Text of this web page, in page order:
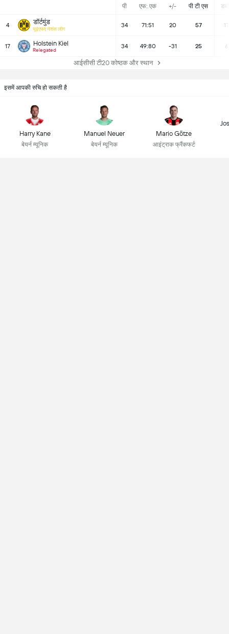
पी एफ: एक +/- पी टी एस
4 डॉर्टमुंड
यूईएफए नेशंस लीग
34 71:51 20 57 17
17 Holstein Kiel
Relegated
34 49:80 -31 25 6
आईसीसी टी20 कोष्ठक और स्थान
इसमें आपकी रुचि हो सकती है
Harry Kane
बेयर्न म्यूनिक
Manuel Neuer
बेयर्न म्यूनिक
Mario Götze
आइंट्राक फ्रैंकफर्ट